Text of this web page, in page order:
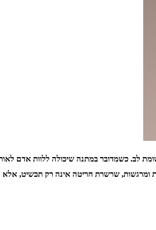
כשמדובר במתנה שיכולה ללוות אדם לאורך
שרשרת חריטה אינה רק תכשיט, אלא